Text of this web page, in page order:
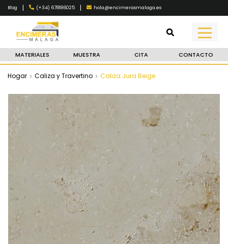
Blog | (+34) 678186025 | hola@encimerasmalaga.es
MATERIALES MUESTRA CITA CONTACTO
Hogar Caliza y Travertino Caliza Jura Beige